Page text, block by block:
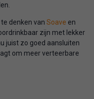
denken van Soave en
zijn met lekker
juist zo goed aansluiten
om meer verteerbare